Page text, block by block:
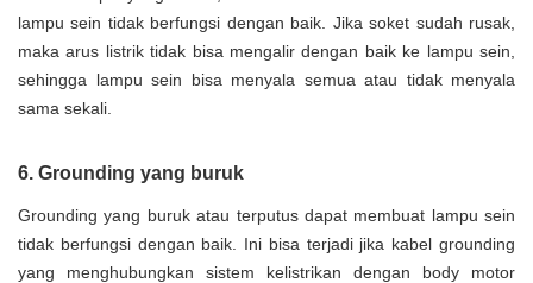
lampu sein tidak berfungsi dengan baik. Jika soket sudah rusak,
maka arus listrik tidak bisa mengalir dengan baik ke lampu sein,
sehingga lampu sein bisa menyala semua atau tidak menyala
sama sekali.
6. Grounding yang buruk
Grounding yang buruk atau terputus dapat membuat lampu sein
tidak berfungsi dengan baik. Ini bisa terjadi jika kabel grounding
yang menghubungkan sistem kelistrikan dengan body motor